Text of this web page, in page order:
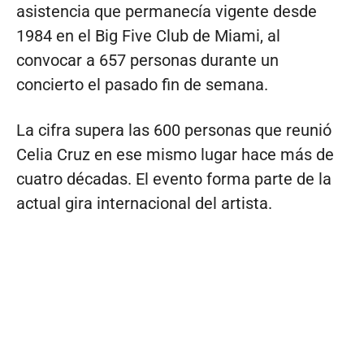
asistencia que permanecía vigente desde
1984 en el Big Five Club de Miami, al
convocar a 657 personas durante un
concierto el pasado fin de semana.
La cifra supera las 600 personas que reunió
Celia Cruz en ese mismo lugar hace más de
cuatro décadas. El evento forma parte de la
actual gira internacional del artista.